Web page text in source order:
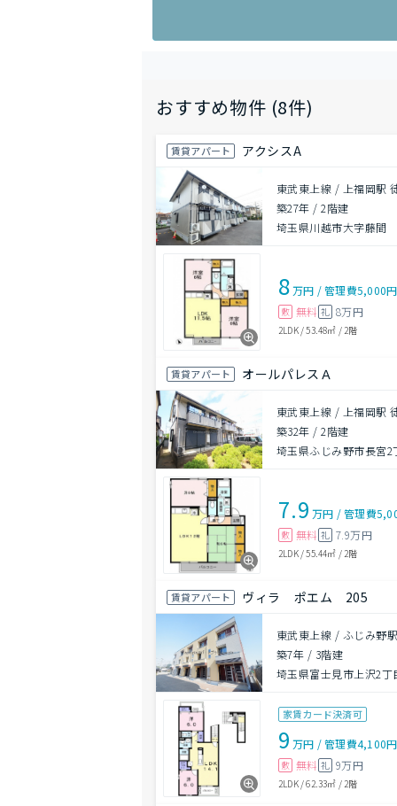
おすすめ物件 (8件)
賃貸アパート アクシスA
東武東上線 / 上福岡駅
築27年 /2階建
埼玉県川越市大字藤間
8万円 /管理費5,000円
敷 無料 礼 8万円
2LDK/53.48㎡ / 2階
賃貸アパート オールパレスＡ
東武東上線 / 上福岡駅
築32年 /2階建
埼玉県ふじみ野市長宮2
7.9 万円 /管理費
敷 無料 礼 7.9万円
2LDK/55.44㎡ / 2階
賃貸アパート ヴィラ ポエム 205
東武東上線 / ふじみ野
築7年 / 3階建
埼玉県富士見市上沢2丁
家賃カード決済可
9 万円 /管理費4,100円
敷 無料 礼 9万円
2LDK/62.33㎡ /2階